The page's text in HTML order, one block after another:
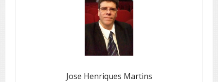
Jose Henriques Martins